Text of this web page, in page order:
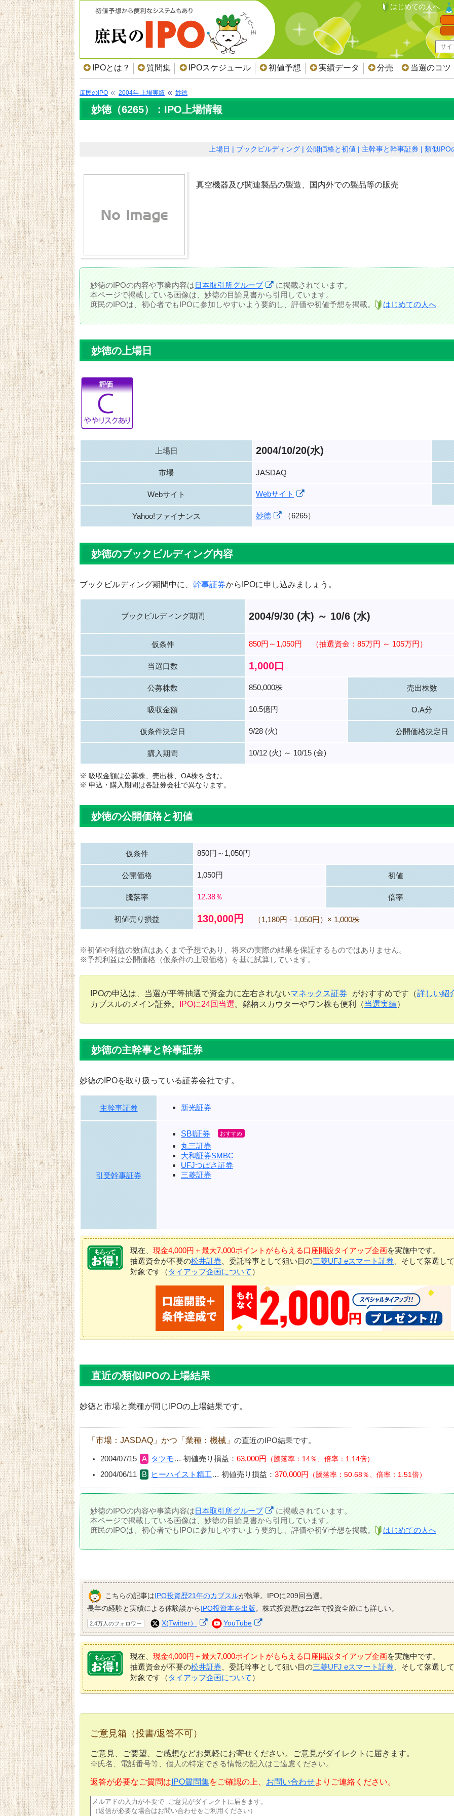
はじめての人へ
IPOとは？ 質問集 IPOスケジュール 初値予想 実績データ 分売 当選のコツ
庶民のIPO 2004年 上場実績 妙徳
妙徳（6265）：IPO上場情報
上場日 ブックビルディング 公開価格と初値 主幹事と幹事証券 類似IPO
真空機器及び関連製品の製造、国内外での製品等の販売
妙徳のIPOの内容や事業内容は日本取引所グループ
に掲載されています。
本ページで掲載している画像は、妙徳の目論見書から引用しています。
庶民のIPOは、初心者でもIPOに参加しやすいよう要約し、評価や初値予想を掲載。
はじめての人へ
妙徳の上場日
上場日 2004/10/20(水)
市場 JASDAQ
Webサイト Webサイト
Yahoo!ファイナンス 妙徳 （6265）
妙徳のブックビルディング内容
ブックビルディング期間中に、 幹事証券からIPOに申し込みましょう。
ブックビルディング期間 2004/9/30 (木) ～ 10/6 (水)
仮条件 850円～1,050円 （抽選資金：85万円 ～ 105万円）
当選口数 1,000口
公募株数 850,000株 売出株数
吸収金額 10.5億円 O.A分
仮条件決定日 9/28 (火) 公開価格決定日
購入期間 10/12 (火) ～ 10/15 (金)
※ 吸収金額は公募株、売出株、OA株を含む。
※ 申込・購入期間は各証券会社で異なります。
妙徳の公開価格と初値
仮条件 850円～1,050円
公開価格 1,050円 初値
騰落率 12.38％ 倍率
初値売り損益 130,000円 （1,180円 - 1,050円）× 1,000株
※初値や利益の数値はあくまで予想であり、将来の実際の結果を保証するものではありません。
※予想利益は公開価格（仮条件の上限価格）を基に試算しています。
IPOの申込は、当選が平等抽選で資金力に左右されないマネックス証券 がおすすめです（詳しい紹
カブスルのメイン証券。
IPOに24回当選。銘柄スカウターやワン株も便利（当選実績）
妙徳の主幹事と幹事証券
妙徳のIPOを取り扱っている証券会社です。
主幹事証券 新光証券
引受幹事証券
SBI証券
丸三証券
大和証券SMBC
UFJつばさ証券
三菱証券
現在、 現金4,000円＋最大7,000ポイントがもらえる口座開設タイアップ企画を実施中です。
抽選資金が不要の松井証券 、委託幹事として狙い目の三菱UFJ eスマート証券 、そして落選し
対象です（ タイアップ企画について ）
直近の類似IPOの上場結果
妙徳と市場と業種が同じIPOの上場結果です。
「市場：JASDAQ」かつ「業種：機械」 の直近のIPO結果です。
2004/07/15 タツモ…初値売り損益：63,000円 騰落率：14％、倍率：1.14倍
2004/06/11 ヒーハイスト精工…初値売り損益：370,000円 騰落率：50.68％、倍率：1.51倍
妙徳のIPOの内容や事業内容は日本取引所グループ
に掲載されています。
本ページで掲載している画像は、妙徳の目論見書から引用しています。
庶民のIPOは、初心者でもIPOに参加しやすいよう要約し、評価や初値予想を掲載。
はじめての人へ
こちらの記事はIPO投資歴21年のカブスルが執筆。IPOに209回当選。
長年の経験と実績による体験談からIPO投資本を出版。株式投資歴は22年で投資全般にも詳しい。
2.4万人のフォロワー X(Twitter） YouTube
現在、 現金4,000円＋最大7,000ポイントがもらえる口座開設タイアップ企画を実施中です。
抽選資金が不要の松井証券 、委託幹事として狙い目の三菱UFJ eスマート証券 、そして落選し
対象です（ タイアップ企画について ）
ご意見箱（投書/返答不可）
ご意見、ご要望、ご感想などお気軽にお寄せください。ご意見がダイレクトに届きます。
※氏名、電話番号等、個人の特定できる情報の記入はご遠慮ください。
返答が必要なご質問は IPO質問集をご確認の上、 お問い合わせよりご連絡ください。